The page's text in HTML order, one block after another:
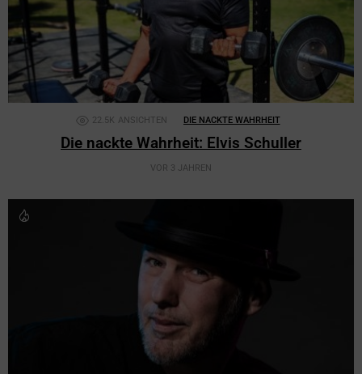
22.5K ANSICHTEN DIE NACKTE WAHRHEIT
Die nackte Wahrheit: Elvis Schuller
VOR 3 JAHREN